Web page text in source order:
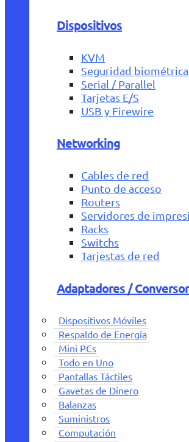
Dispositivos
KVM
Seguridad biométrica
Serial / Parallel
Tarjetas E/S
USB y Firewire
Networking
Cables de red
Punto de acceso
Routers
Servidores de
Racks
Switchs
Tarjestas de red
Adaptadores /
Dispositivos Móviles
Respaldo de Energía
Mini PCs
Todo en Uno
Pantallas Táctiles
Gavetas de Dinero
Balanzas
Suministros
Computación